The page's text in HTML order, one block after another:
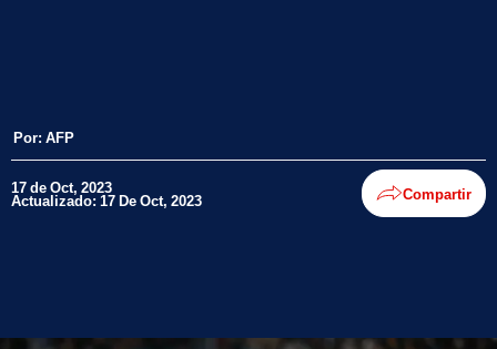
Por: AFP
17 de Oct, 2023
Actualizado: 17 De Oct, 2023 Compartir